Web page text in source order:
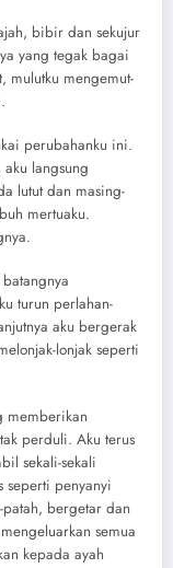
bibir dan sekujur
yang tegak bagai
mulutku mengemut-
perubahanku ini.
langsung
lutut dan masing-
mertuaku.
turun perlahan-
aku bergerak
lonjak seperti
memberikan
perduli. Aku terus
sekali-sekali
seperti penyanyi
bergetar dan
semua
kepada ayah